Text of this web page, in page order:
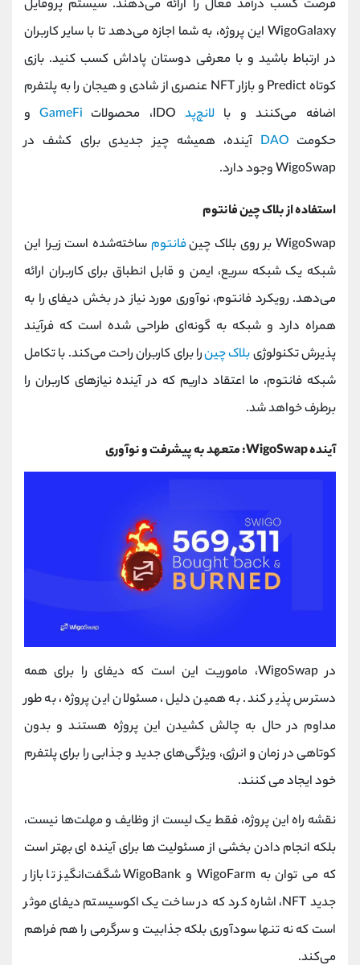
فرصت کسب درآمد فعال را ارائه می‌دهند. سیستم پروفایل
WigoGalaxy این پروژه، به شما اجازه می‌دهد تا با سایر کاربران
در ارتباط باشید و با معرفی دوستان پاداش کسب کنید. بازی
کوتاه Predict و بازار NFT عنصری از شادی و هیجان را به پلتفرم
اضافه می‌کنند و بالانچ‌پد GameFi و
حکومت DAO آینده، همیشه چیز جدیدی برای کشف در
WigoSwap وجود دارد.
استفاده از بلاک چین فانتوم
WigoSwap بر روی بلاک چین
فانتوم ساخته‌شده است زیرا این
شبکه یک شبکه سریع، ایمن و قابل انطباق برای کاربران ارائه
می‌دهد. رویکرد فانتوم، نوآوری مورد نیاز در بخش دیفای را به
همراه دارد و شبکه به گونه‌ای طراحی شده است که فرآیند
پذیرش تکنولوژیبلاک چینرا برای کاربران راحت می‌کند. با تکامل
شبکه فانتوم، ما اعتقاد داریم که در آینده نیازهای کاربران را
برطرف خواهد شد.
آینده WigoSwap: متعهد به پیشرفت و نوآوری
در WigoSwap، ماموریت این است که دیفای را برای همه
دسترس پذیر کند. به همین دلیل، مسئولان این پروژه، به طور
مداوم در حال به چالش کشیدن این پروژه هستند و بدون
کوتاهی در زمان و انرژی، ویژگی‌های جدید و جذابی را برای پلتفرم
خود ایجاد می کنند.
نقشه راه این پروژه، فقط یک لیست از وظایف و مهلت‌ها نیست،
بلکه انجام دادن بخشی از مسئولیت ها برای آینده ای بهتر است
که می توان به WigoFarm و WigoBank شگفت‌انگیز تا بازار
جدید NFT، اشاره کرد که در ساخت یک اکوسیستم دیفای موثر
است که نه تنها سودآوری بلکه جذابیت و سرگرمی را هم فراهم
می‌کند.